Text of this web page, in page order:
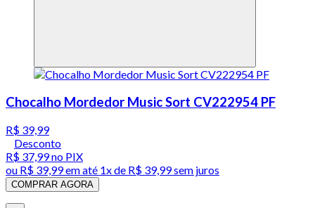
Chocalho Mordedor Music Sort CV222954 PF
R$ 39,99
Desconto
R$ 37,99no PIX
ou R$ 39,99em até 1x de R$ 39,99sem juros
COMPRAR AGORA